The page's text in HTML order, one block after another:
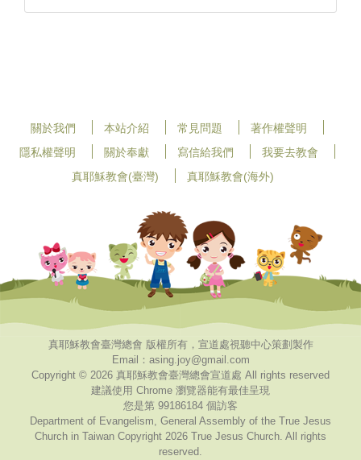
關於我們 本站介紹 常見問題
著作權聲明
隱私權聲明
關於奉獻 寫信給我們
我要去教會
真耶穌教會(臺灣)
真耶穌教會(海外)
真耶穌教會臺灣總會 版權所有，宣道處視聽中心策劃製作
Email：asing.joy@gmail.com
Copyright © 2026 真耶穌教會臺灣總會宣道處 All rights reserved
建議使用 Chrome 瀏覽器能有最佳呈現
您是第 99186184 個訪客
Department of Evangelism, General Assembly of the True Jesus
Church in Taiwan Copyright 2026 True Jesus Church. All rights
reserved.